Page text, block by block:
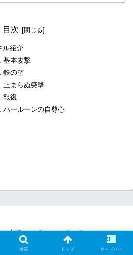
目次
ル紹介
基本攻撃
鉄の空
止まらぬ突撃
報復
ハールーンの自尊心
攻略 Web Facebook
Wars 攻略 Web Facebook.
検索 トップ サイドバー